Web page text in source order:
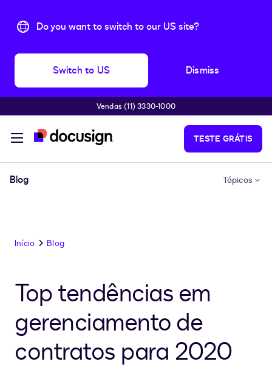
Do you want to switch to our US site?
Switch to US Dismiss
Pular para o conteúdo principal
Vendas (11) 3330-1000
TESTE GRÁTIS
Blog Tópicos
Início Blog
Top tendências em
gerenciamento de
contratos para 2020